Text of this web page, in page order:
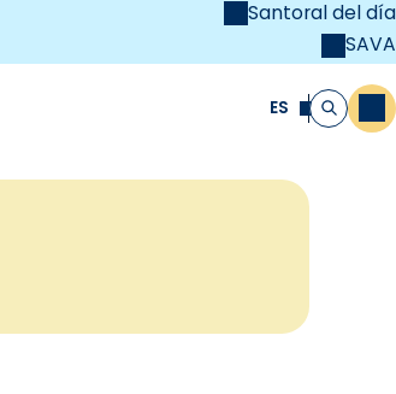
Santoral del día
SAVA
ES Buscar